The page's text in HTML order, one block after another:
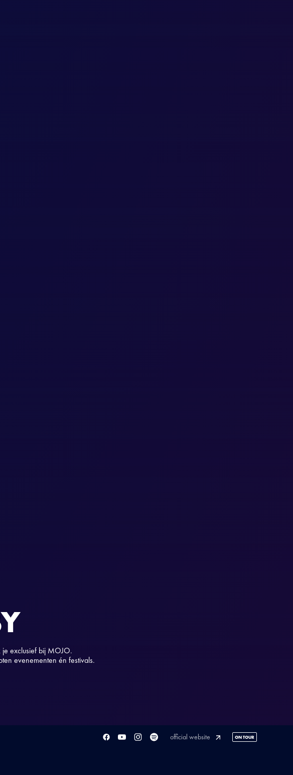
je exclusief bij MOJO.
evenementen én festivals.
official website ON TOUR